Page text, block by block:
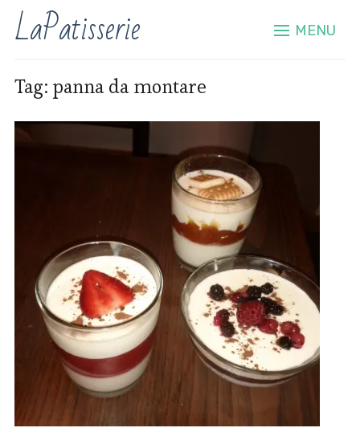
LaPatisserie MENU
Tag: panna da montare